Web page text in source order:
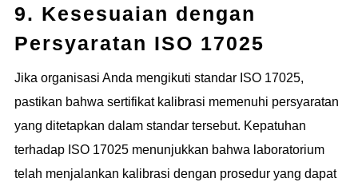
9. Kesesuaian dengan
Persyaratan ISO 17025
Jika organisasi Anda mengikuti standar ISO 17025,
pastikan bahwa sertifikat kalibrasi memenuhi persyaratan
yang ditetapkan dalam standar tersebut. Kepatuhan
terhadap ISO 17025 menunjukkan bahwa laboratorium
telah menjalankan kalibrasi dengan prosedur yang dapat